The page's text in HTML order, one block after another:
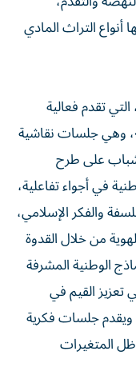
التراث المادي
تقدم فعالية
وهي جلسات نقاشية
على طرح
في أجواء تفاعلية،
والفكر الإسلامي،
من خلال القدوة
الوطنية المشرفة
القيم في
جلسات فكرية
المتغيرات